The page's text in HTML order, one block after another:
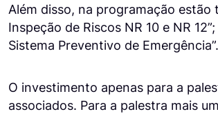
Além disso, na programação estão
Inspeção de Riscos NR 10 e NR
Sistema Preventivo de Emergência”.
O investimento apenas para a
associados. Para a palestra mais